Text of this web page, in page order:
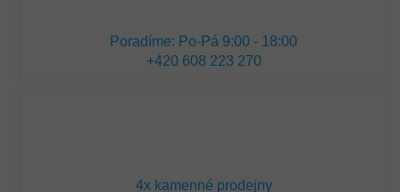
Poradíme: Po-Pá 9:00 - 18:00
+420 608 223 270
4x kamenné prodejny